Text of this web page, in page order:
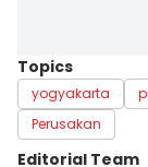
Topics
yogyakarta
Perusakan
Editorial Team